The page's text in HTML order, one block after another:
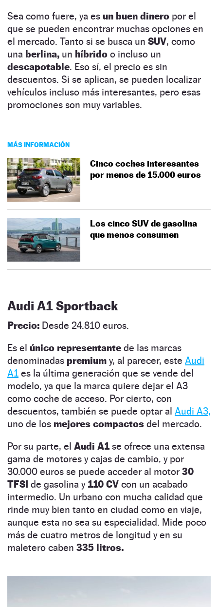
Sea como fuere, ya es un buen dinero por el
que se pueden encontrar muchas opciones en
el mercado. Tanto si se busca un SUV, como
una berlina, un híbrido o incluso un
descapotable. Eso sí, el precio es sin
descuentos. Si se aplican, se pueden localizar
vehículos incluso más interesantes, pero esas
promociones son muy variables.
MÁS INFORMACIÓN
Cinco coches interesantes
por menos de 15.000 euros
Los cinco SUV de gasolina
que menos consumen
Audi A1 Sportback
Precio: Desde 24.810 euros.
Es el único representante de las marcas
denominadas premium y, al parecer, este Audi
A1 es la última generación que se vende del
modelo, ya que la marca quiere dejar el A3
como coche de acceso. Por cierto, con
descuentos, también se puede optar al Audi A3,
uno de los mejores compactos del mercado.
Por su parte, el Audi A1 se ofrece una extensa
gama de motores y cajas de cambio, y por
30.000 euros se puede acceder al motor 30
TFSI de gasolina y 110 CV con un acabado
intermedio. Un urbano con mucha calidad que
rinde muy bien tanto en ciudad como en viaje,
aunque esta no sea su especialidad. Mide poco
más de cuatro metros de longitud y en su
maletero caben 335 litros.